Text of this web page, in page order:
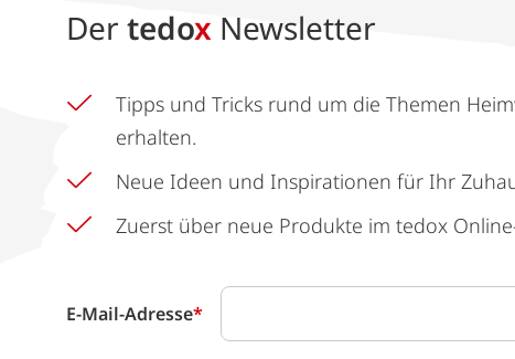
Der tedox Newsletter
Tipps und Tricks rund um die Themen
erhalten.
Neue Ideen und Inspirationen für Ihr
Zuerst über neue Produkte im tedox
E-Mail-Adresse*